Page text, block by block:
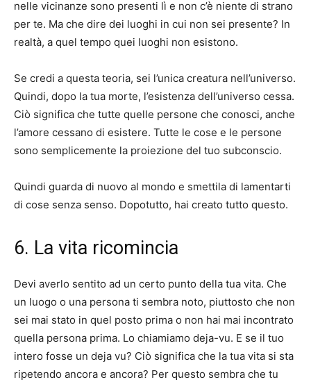
nelle vicinanze sono presenti lì e non c’è niente di strano
per te. Ma che dire dei luoghi in cui non sei presente? In
realtà, a quel tempo quei luoghi non esistono.
Se credi a questa teoria, sei l’unica creatura nell’universo.
Quindi, dopo la tua morte, l’esistenza dell’universo cessa.
Ciò significa che tutte quelle persone che conosci, anche
l’amore cessano di esistere. Tutte le cose e le persone
sono semplicemente la proiezione del tuo subconscio.
Quindi guarda di nuovo al mondo e smettila di lamentarti
di cose senza senso. Dopotutto, hai creato tutto questo.
6. La vita ricomincia
Devi averlo sentito ad un certo punto della tua vita. Che
un luogo o una persona ti sembra noto, piuttosto che non
sei mai stato in quel posto prima o non hai mai incontrato
quella persona prima. Lo chiamiamo deja-vu. E se il tuo
intero fosse un deja vu? Ciò significa che la tua vita si sta
ripetendo ancora e ancora? Per questo sembra che tu